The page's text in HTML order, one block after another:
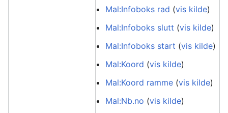
Mal:Infoboks rad (vis kilde)
Mal:Infoboks slutt (vis kilde)
Mal:Infoboks start (vis kilde)
Mal:Koord (vis kilde)
Mal:Koord ramme (vis kilde)
Mal:Nb.no (vis kilde)